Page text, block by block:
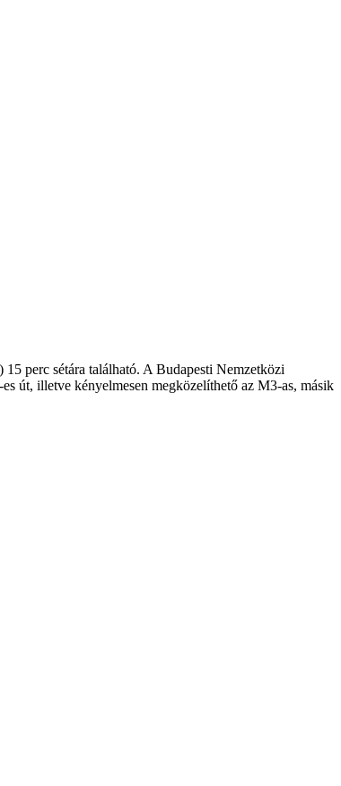
perc sétára található. A Budapesti Nemzetközi
út, illetve kényelmesen megközelíthető az M3-as, másik